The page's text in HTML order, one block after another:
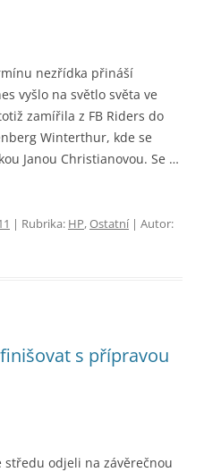
nezřídka přináší
vyšlo na světlo světa ve
zamířila z FB Riders do
Winterthur, kde se
Janou Christianovou. Se …
| Rubrika: HP,Ostatní| Autor:
s přípravou
středu odjeli na závěrečnou